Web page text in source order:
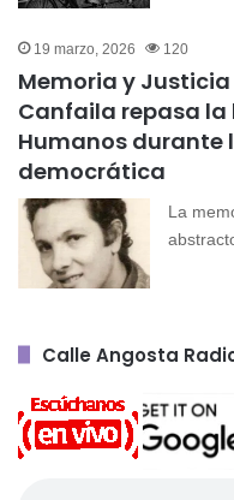
19 marzo, 2026 120
Memoria y Justicia
Canfaila repasa la
Humanos durante
democrática
La
Calle Angosta